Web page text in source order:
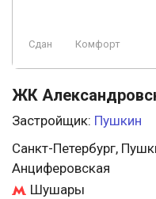
Сдан Комфорт
ЖК
Застройщик: Пушкин
Санкт-Петербург,
Анциферовская
Шушары